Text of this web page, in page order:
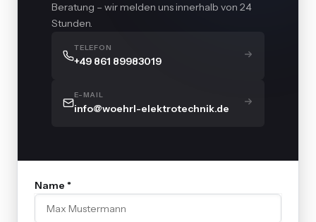
Beratung – wir melden uns innerhalb von 24
Stunden.
TELEFON
+49 861 89983019
E-MAIL
info@woehrl-elektrotechnik.de
Name *